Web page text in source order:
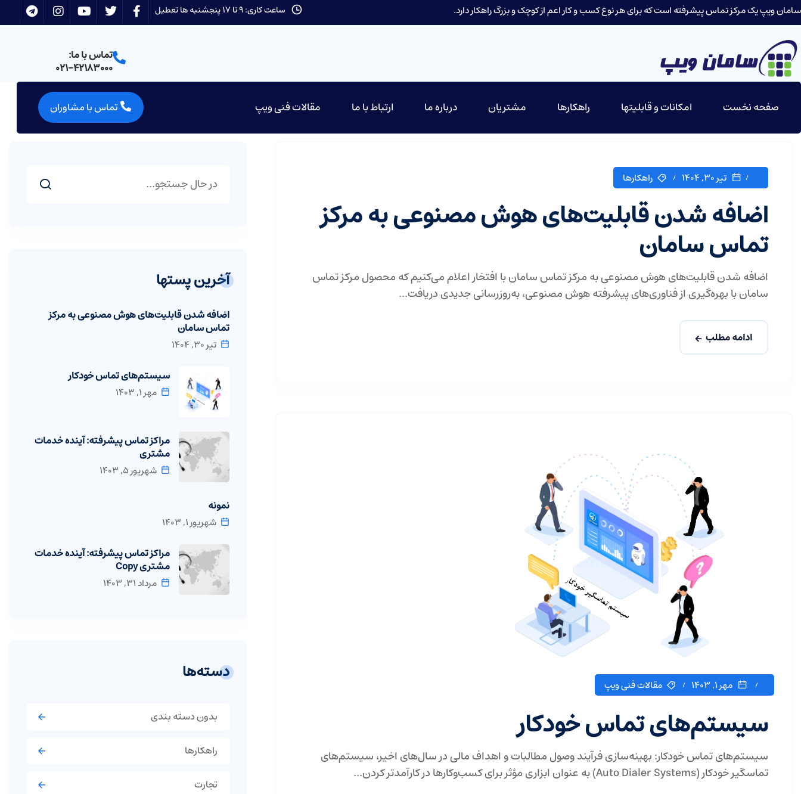
سامان ویپ یک مرکز تماس پیشرفته است که برای هر نوع کسب و کار اعم از کوچک و بزرگ راهکار دارد. ساعت کاری: 9 تا 17 پنجشنبه ها تعطیل
تماس با ما:
021-42183000
صفحه نخست امکانات و قابلیتها راهکارها مشتریان درباره ما ارتباط با ما مقالات فنی ویپ تماس با مشاوران
تیر ۳۰, ۱۴۰۴ راهکارها
اضافه شدن قابلیت‌های هوش مصنوعی به مرکز
تماس سامان
اضافه شدن قابلیت‌های هوش مصنوعی به مرکز تماس سامان با افتخار اعلام می‌کنیم که محصول مرکز تماس
سامان با بهره‌گیری از فناوری‌های پیشرفته هوش مصنوعی، به‌روزرسانی جدیدی دریافت...
ادامه مطلب
مهر ۱, ۱۴۰۳ مقالات فنی ویپ
سیستم‌های تماس خودکار
سیستم‌های تماس خودکار: بهینه‌سازی فرآیند وصول مطالبات و اهداف مالی در سال‌های اخیر، سیستم‌های
تماسگیر خودکار (Auto Dialer Systems) به عنوان ابزاری مؤثر برای کسب‌وکارها در کارآمدتر کردن...
آخرین پستها
اضافه شدن قابلیت‌های هوش مصنوعی به مرکز
تماس سامان
تیر ۳۰, ۱۴۰۴
سیستم‌های تماس خودکار
مهر ۱, ۱۴۰۳
مراکز تماس پیشرفته: آینده خدمات
مشتری
شهریور ۵, ۱۴۰۳
نمونه
شهریور ۱, ۱۴۰۳
مراکز تماس پیشرفته: آینده خدمات
مشتری Copy
مرداد ۳۱, ۱۴۰۳
دسته‌ها
بدون دسته بندی
راهکارها
تجارت